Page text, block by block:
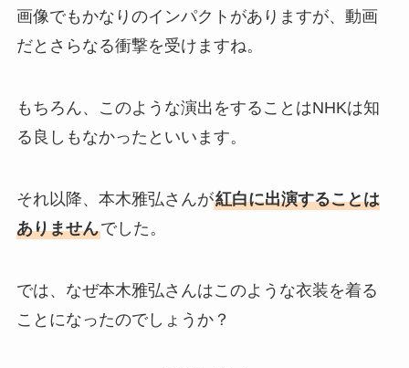
画像でもかなりのインパクトがありますが、動画
だとさらなる衝撃を受けますね。
もちろん、このような演出をすることはNHKは知
る良しもなかったといいます。
それ以降、本木雅弘さんが紅白に出演することは
ありませんでした。
では、なぜ本木雅弘さんはこのような衣装を着る
ことになったのでしょうか？